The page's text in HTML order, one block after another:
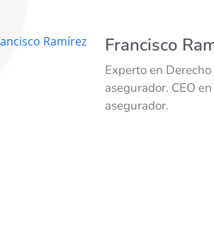
Francisco
Experto en
asegurador. CEO
asegurador.